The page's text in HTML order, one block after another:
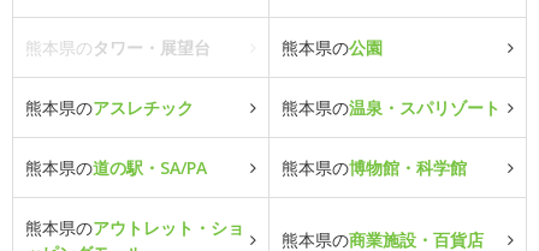
熊本県のタワー・展望台 熊本県の公園
熊本県のアスレチック 熊本県の温泉・スパリゾート
熊本県の道の駅・SA/PA 熊本県の博物館・科学館
熊本県のアウトレット・ショ
熊本県の商業施設・百貨店